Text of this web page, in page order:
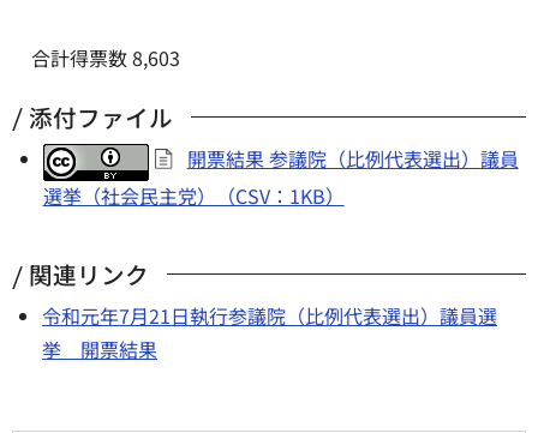
合計得票数 8,603
添付ファイル
開票結果 参議院（比例代表選出）議員
選挙（社会民主党）（CSV：1KB）
関連リンク
令和元年7月21日執行参議院（比例代表選出）議員選
挙 開票結果